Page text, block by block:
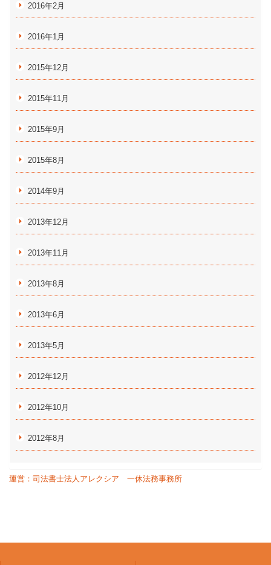
2016年2月
2016年1月
2015年12月
2015年11月
2015年9月
2015年8月
2014年9月
2013年12月
2013年11月
2013年8月
2013年6月
2013年5月
2012年12月
2012年10月
2012年8月
運営：司法書士法人アレクシア 一休法務事務所